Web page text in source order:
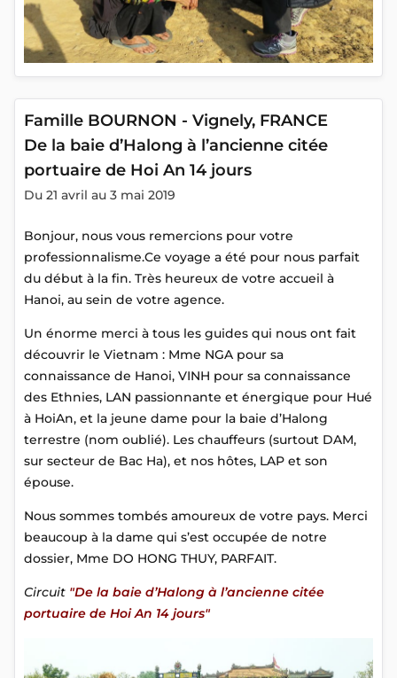
Famille BOURNON - Vignely, FRANCE
De la baie d’Halong à l’ancienne citée
portuaire de Hoi An 14 jours
Du 21 avril au 3 mai 2019
Bonjour, nous vous remercions pour votre
professionnalisme.Ce voyage a été pour nous parfait
du début à la fin. Très heureux de votre accueil à
Hanoi, au sein de votre agence.
Un énorme merci à tous les guides qui nous ont fait
découvrir le Vietnam : Mme NGA pour sa
connaissance de Hanoi, VINH pour sa connaissance
des Ethnies, LAN passionnante et énergique pour Hué
à HoiAn, et la jeune dame pour la baie d’Halong
terrestre (nom oublié). Les chauffeurs (surtout DAM,
sur secteur de Bac Ha), et nos hôtes, LAP et son
épouse.
Nous sommes tombés amoureux de votre pays. Merci
beaucoup à la dame qui s’est occupée de notre
dossier, Mme DO HONG THUY, PARFAIT.
Circuit "De la baie d’Halong à l’ancienne citée
portuaire de Hoi An 14 jours"